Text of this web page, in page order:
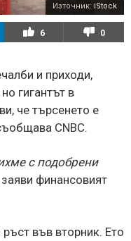
Източник: iStock
6 0
и приходи,
гигантът в
че търсенето е
CNBC.
с подобрени
заяви финансовият
във вторник. Ето